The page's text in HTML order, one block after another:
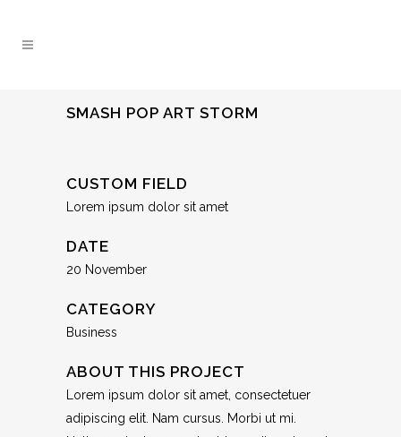
SMASH POP ART STORM
CUSTOM FIELD
Lorem ipsum dolor sit amet
DATE
20 November
CATEGORY
Business
ABOUT THIS PROJECT
Lorem ipsum dolor sit amet, consectetuer
adipiscing elit. Nam cursus. Morbi ut mi.